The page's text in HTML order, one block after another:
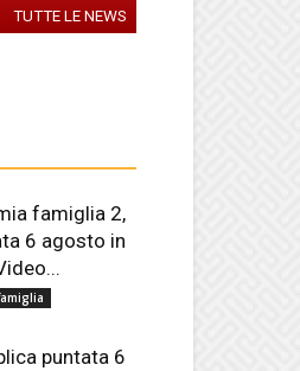
TUTTE LE NEWS
famiglia 2,
6 agosto in
puntata 6